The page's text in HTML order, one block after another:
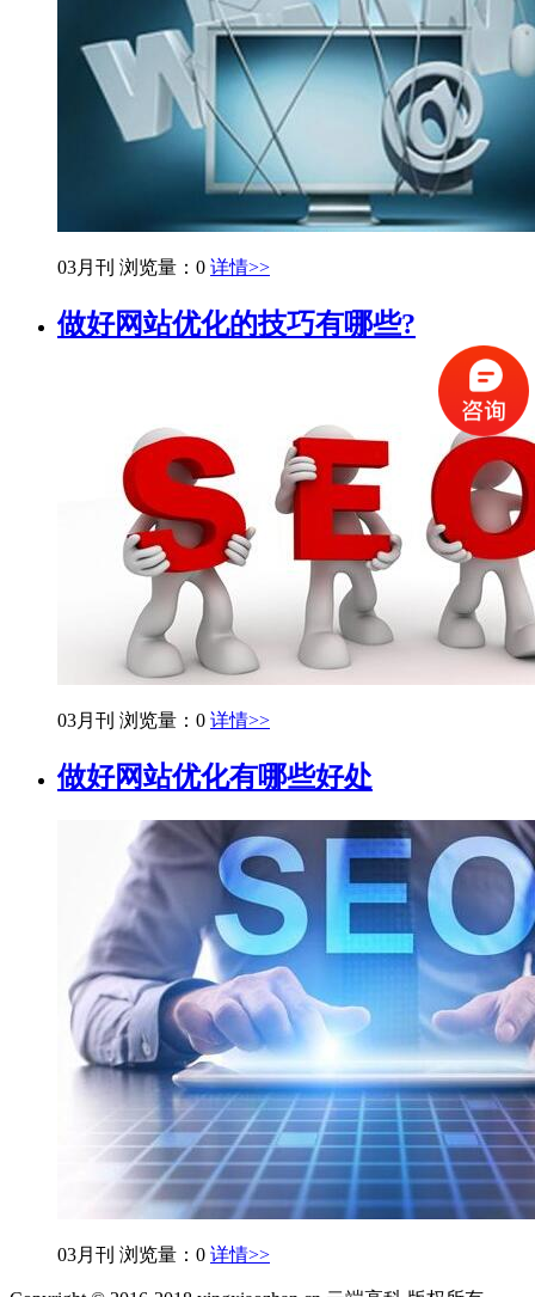
03月刊 浏览量：0 详情>>
做好网站优化的技巧有哪些?
03月刊 浏览量：0 详情>>
做好网站优化有哪些好处
03月刊 浏览量：0 详情>>